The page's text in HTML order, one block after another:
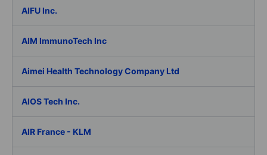
AIFU Inc.
AIM ImmunoTech Inc
Aimei Health Technology Company Ltd
AIOS Tech Inc.
AIR France - KLM